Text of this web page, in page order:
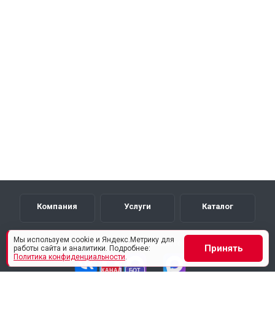
Компания Услуги Каталог
Каналы и боты Пишите нам
Мы используем cookie и Яндекс.Метрику для
работы сайта и аналитики. Подробнее:
Политика конфиденциальности.
Принять